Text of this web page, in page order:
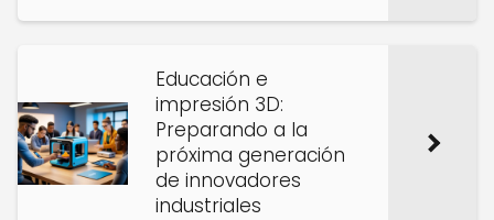
Educación e
impresión 3D:
Preparando a la
próxima generación
de innovadores
industriales